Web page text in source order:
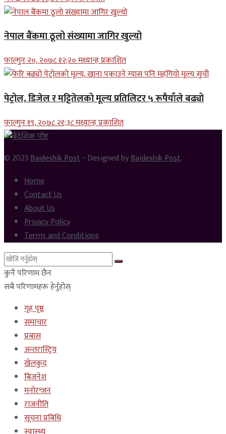
नेपाल बैंकमा ठूलो संख्यामा जागिर खुल्यो
फाल्गुन २०, २०७८ १२;२० मध्यान्ह प्रकाशित
पेट्रोल, डिजेल र मट्टितेलको मूल्य प्रतिलिटर ५ रूपैयाँले बढ्यो
फाल्गुन १९, २०७८ २१;३८ मध्यान्ह प्रकाशित
© 2023Baideshik Post- Designed byBaideshik Post.
Home
Contact Us
About Us
Privacy Policy
Terms and Conditions
कुनै परिणाम छैन
सबै परिणामहरू हेर्नुहोस्
गृह पृष्ठ
समाचार
प्रबास
अन्तरास्ट्रिय
खेलकुद
बिजनेश
मनोरन्जन
राजनीति
सूचना प्रबिधि